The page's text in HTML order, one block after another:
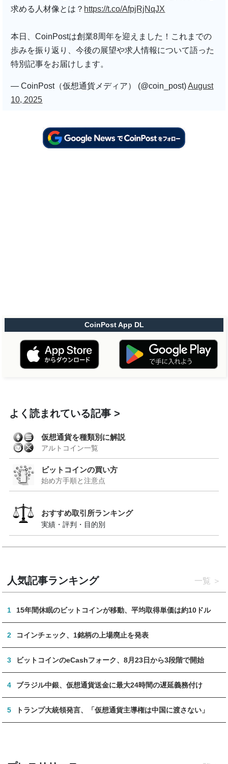
求める人材像とは？ https://t.co/AfpjRjNqJX
本日、CoinPostは創業8周年を迎えました！これまでの
歩みを振り返り、今後の展望や求人情報について語った
特別記事をお届けします。
— CoinPost（仮想通貨メディア） (@coin_post)August
10, 2025
CoinPost App DL
よく読まれている記事
仮想通貨を種類別に解説
アルトコイン一覧
ビットコインの買い方
始め方手順と注意点
おすすめ取引所ランキング
実績・評判・目的別
人気記事ランキング 一覧
1 15年間休眠のビットコインが移動、平均取得単価は約10ドル
2 コインチェック、1銘柄の上場廃止を発表
3 ビットコインのeCashフォーク、8月23日から3段階で開始
4 ブラジル中銀、仮想通貨送金に最大24時間の遅延義務付け
5 トランプ大統領発言、「仮想通貨主導権は中国に渡さない」